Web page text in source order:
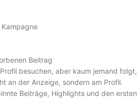
Beitrag
besuchen, aber kaum jemand folgt,
an der Anzeige, sondern am Profil.
Beiträge, Highlights und den ersten